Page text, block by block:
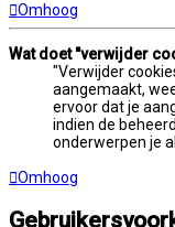
Omhoog
Wat doet "verwijder
"Verwijder
aangemaakt,
ervoor dat je
indien de
onderwerpen je
Omhoog